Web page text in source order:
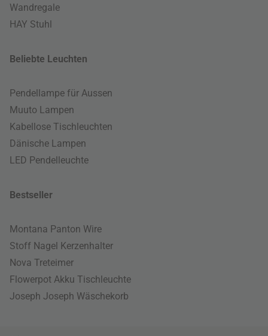
Wandregale
HAY Stuhl
Beliebte Leuchten
Pendellampe für Aussen
Muuto Lampen
Kabellose Tischleuchten
Dänische Lampen
LED Pendelleuchte
Bestseller
Montana Panton Wire
Stoff Nagel Kerzenhalter
Nova Treteimer
Flowerpot Akku Tischleuchte
Joseph Joseph Wäschekorb